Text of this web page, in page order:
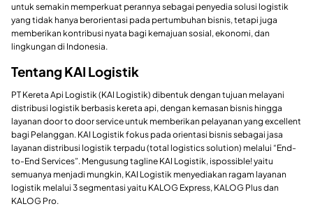
untuk semakin memperkuat perannya sebagai penyedia solusi logistik
yang tidak hanya berorientasi pada pertumbuhan bisnis, tetapi juga
memberikan kontribusi nyata bagi kemajuan sosial, ekonomi, dan
lingkungan di Indonesia.
Tentang KAI Logistik
PT Kereta Api Logistik (KAI Logistik) dibentuk dengan tujuan melayani
distribusi logistik berbasis kereta api, dengan kemasan bisnis hingga
layanan door to door service untuk memberikan pelayanan yang excellent
bagi Pelanggan. KAI Logistik fokus pada orientasi bisnis sebagai jasa
layanan distribusi logistik terpadu (total logistics solution) melalui “End-
to-End Services”. Mengusung tagline KAI Logistik, ispossible! yaitu
semuanya menjadi mungkin, KAI Logistik menyediakan ragam layanan
logistik melalui 3 segmentasi yaitu KALOG Express, KALOG Plus dan
KALOG Pro.